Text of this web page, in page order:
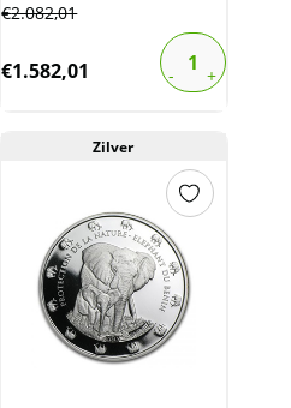
€2.082,01
€1.582,01
Zilver